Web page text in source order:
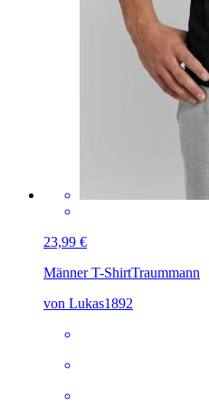
23,99 €
Männer T-ShirtTraummann
von Lukas1892